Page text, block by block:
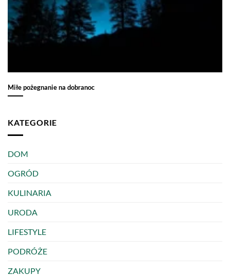
Miłe pożegnanie na dobranoc
KATEGORIE
DOM
OGRÓD
KULINARIA
URODA
LIFESTYLE
PODRÓŻE
ZAKUPY